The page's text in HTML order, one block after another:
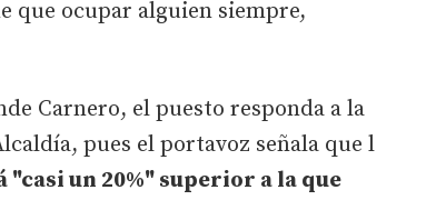
que ocupar alguien siempre,
Carnero, el puesto responda a la
pues el portavoz señala que l
un 20%" superior a la que